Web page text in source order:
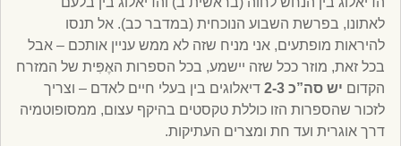
לאתונו, בפרשת השבוע הנוכחית (במדבר כב). אל תנסו
להיראות מופתעים, אני מניח שזה לא ממש עניין אותכם – אבל
בכל זאת, מוזר ככל שזה יישמע, בכל הספרות האֶפִּית של המזרח
הקדום יש סה”כ 2-3
דיאלוגים בין בעלי חיים לאדם – וצריך
לזכור שהספרות הזו כוללת טקסטים בהיקף עצום, ממסופוטמיה
דרך אוגרית ועד חת ומצרים העתיקות.